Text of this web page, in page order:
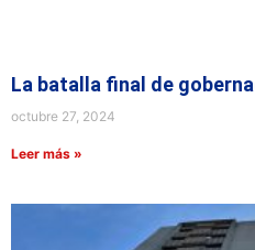
La batalla final de
octubre 27, 2024
Leer más »